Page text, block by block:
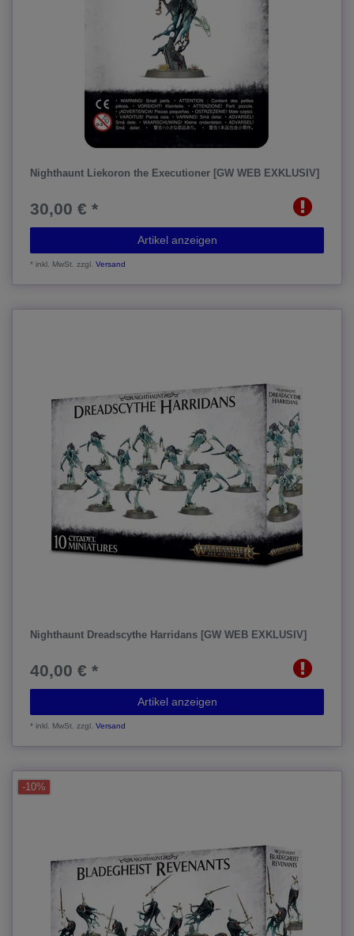
Nighthaunt Liekoron the Executioner [GW WEB EXKLUSIV]
30,00 € *
Artikel anzeigen
*inkl. MwSt. zzgl.Versand
Nighthaunt Dreadscythe Harridans [GW WEB EXKLUSIV]
40,00 € *
Artikel anzeigen
*inkl. MwSt. zzgl.Versand
-10%